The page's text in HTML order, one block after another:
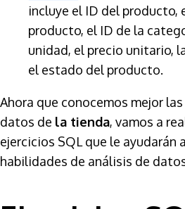
incluye el ID del producto,
producto, el ID de la
unidad, el precio unitario,
el estado del producto.
Ahora que conocemos mejor
datos de la tienda, vamos a
ejercicios SQL que le ayudarán
habilidades de análisis de